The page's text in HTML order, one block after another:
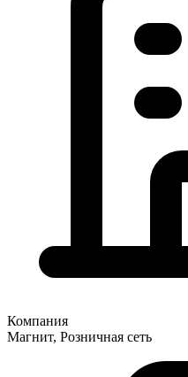
Компания
Магнит, Розничная сеть